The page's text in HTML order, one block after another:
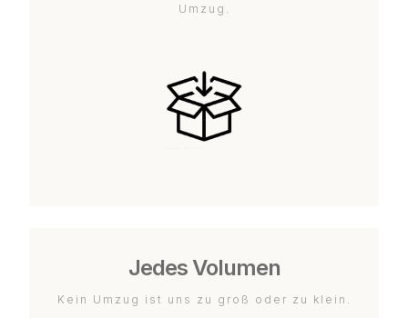
Umzug.
Jedes Volumen
Kein Umzug ist uns zu groß oder zu klein.